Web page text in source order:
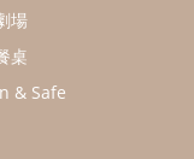
版本瀏覽器
有 ©